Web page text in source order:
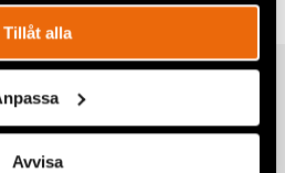
Tillåt alla
Avvisa